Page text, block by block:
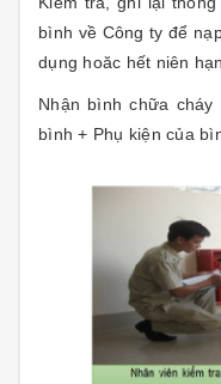
bình về Công ty để
dụng hoăc hết niên
Nhận bình chữa
bình + Phụ kiện của